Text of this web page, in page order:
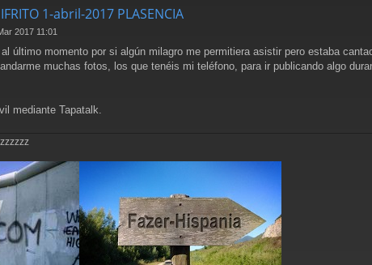
1-abril-2017 PLASENCIA
2017 11:01
último momento por si algún milagro me permitiera asistir pero estaba
muchas fotos, los que tenéis mi teléfono, para ir publicando algo
mediante Tapatalk.